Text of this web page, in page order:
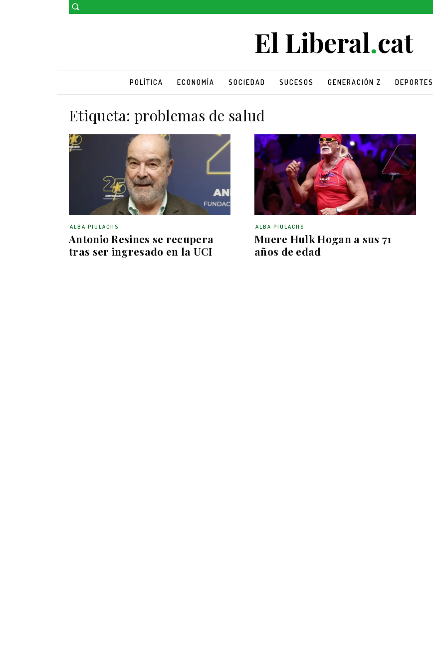
POLÍTICA ECONOMÍA SOCIEDAD SUCESOS GENERACIÓN Z DEPORTES
Etiqueta:problemas de salud
Antonio Resines se recupera
tras ser ingresado en la UCI
ALBA PIULACHS
Muere Hulk Hogan a sus 71
años de edad
ALBA PIULACHS